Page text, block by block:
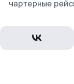
чартерные